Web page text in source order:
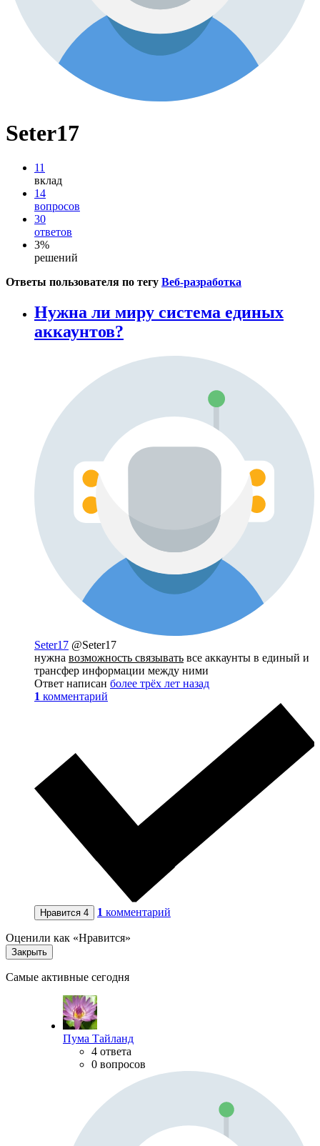
Seter17
11
вклад
14
вопросов
30
ответов
3%
решений
Ответы пользователя по тегу Веб-разработка
Нужна ли миру система единых
аккаунтов?
Seter17 @Seter17
нужна возможность связывать все аккаунты в единый и
трансфер информации между ними
Ответ написан более трёх лет назад
1 комментарий
Нравится 4 1 комментарий
Оценили как «Нравится»
Закрыть
Самые активные сегодня
Пума Тайланд
4 ответа
0 вопросов